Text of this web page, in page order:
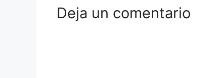
Deja un comentario